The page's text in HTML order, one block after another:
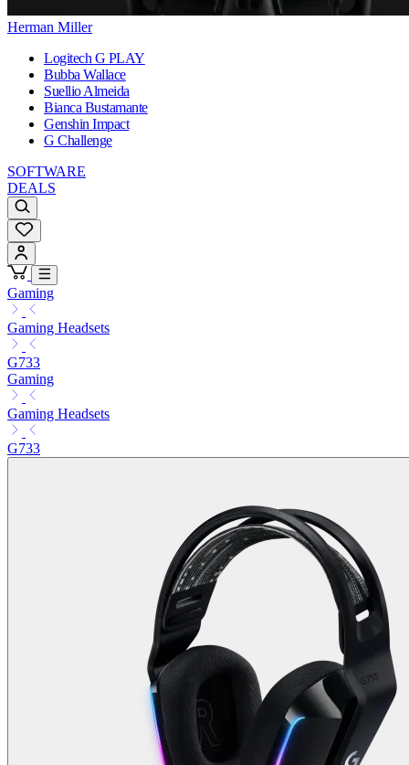
Herman Miller
Logitech G PLAY
Bubba Wallace
Suellio Almeida
Bianca Bustamante
Genshin Impact
G Challenge
SOFTWARE
DEALS
Gaming
Gaming Headsets
G733
Gaming
Gaming Headsets
G733